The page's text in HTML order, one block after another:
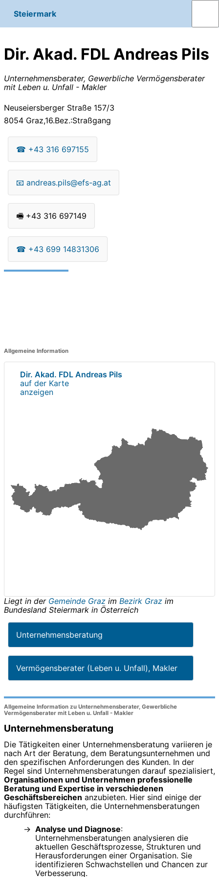
Steiermark
Dir. Akad. FDL Andreas Pils
Unternehmensberater, Gewerbliche Vermögensberater
mit Leben u. Unfall - Makler
Neuseiersberger Straße 157/3
8054 Graz,16.Bez.:Straßgang
☎ +43 316 697155
📧 andreas.pils@efs-ag.at
🖷 +43 316 697149
☎ +43 699 14831306
Allgemeine Information
Dir. Akad. FDL Andreas Pils
auf der Karte
anzeigen
Liegt in der Gemeinde Graz im Bezirk Graz im
Bundesland Steiermark in Österreich
Unternehmensberatung
Vermögensberater (Leben u. Unfall), Makler
Allgemeine Information zu Unternehmensberater, Gewerbliche
Vermögensberater mit Leben u. Unfall - Makler
Unternehmensberatung
Die Tätigkeiten einer Unternehmensberatung variieren je
nach Art der Beratung, dem Beratungsunternehmen und
den spezifischen Anforderungen des Kunden. In der
Regel sind Unternehmensberatungen darauf spezialisiert,
Organisationen und Unternehmen professionelle
Beratung und Expertise in verschiedenen
Geschäftsbereichen anzubieten. Hier sind einige der
häufigsten Tätigkeiten, die Unternehmensberatungen
durchführen:
Analyse und Diagnose:
Unternehmensberatungen analysieren die
aktuellen Geschäftsprozesse, Strukturen und
Herausforderungen einer Organisation. Sie
identifizieren Schwachstellen und Chancen zur
Verbesserung.